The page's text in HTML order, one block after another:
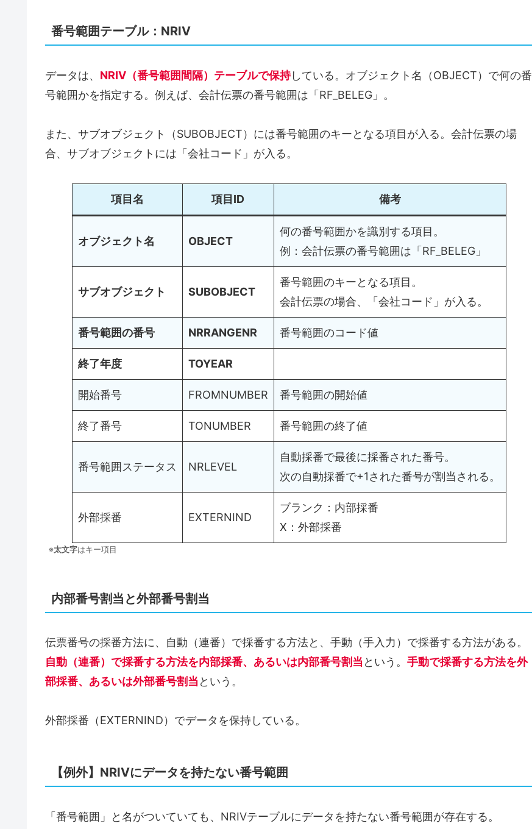
番号範囲テーブル：NRIV
データは、 NRIV（番号範囲間隔）テーブルで保持している。オブジェクト名（OBJECT）で何の番
号範囲かを指定する。例えば、会計伝票の番号範囲は「RF_BELEG」。
また、サブオブジェクト（SUBOBJECT）には番号範囲のキーとなる項目が入る。会計伝票の場
合、サブオブジェクトには「会社コード」が入る。
項目名 項目ID 備考
オブジェクト名 OBJECT
何の番号範囲かを識別する項目。
例：会計伝票の番号範囲は「RF_BELEG」
サブオブジェクト SUBOBJECT
番号範囲のキーとなる項目。
会計伝票の場合、「会社コード」が入る。
番号範囲の番号 NRRANGENR 番号範囲のコード値
終了年度 TOYEAR
開始番号 FROMNUMBER 番号範囲の開始値
終了番号 TONUMBER 番号範囲の終了値
番号範囲ステータス NRLEVEL
自動採番で最後に採番された番号。
次の自動採番で+1された番号が割当される。
外部採番 EXTERNIND
ブランク：内部採番
X：外部採番
※太文字はキー項目
内部番号割当と外部番号割当
伝票番号の採番方法に、自動（連番）で採番する方法と、手動（手入力）で採番する方法がある。
自動（連番）で採番する方法を内部採番、あるいは内部番号割当という。 手動で採番する方法を外
部採番、あるいは外部番号割当という。
外部採番（EXTERNIND）でデータを保持している。
【例外】NRIVにデータを持たない番号範囲
「番号範囲」と名がついていても、NRIVテーブルにデータを持たない番号範囲が存在する。